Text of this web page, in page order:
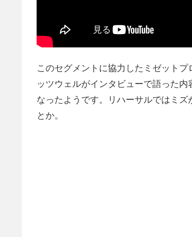
このセグメントに協力したミゼット
ッツウェルがインタビューで語った
なったようです。リハーサルではミ
とか。